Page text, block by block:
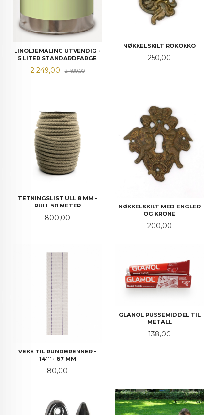
LINOLJEMALING UTVENDIG -
5 LITER STANDARDFARGE
Tilbud
2 249,00 2 499,00Rabatt
NØKKELSKILT ROKOKKO
Pris
250,00
TETNINGSLIST ULL 8 MM -
RULL 50 METER
Pris
800,00
NØKKELSKILT MED ENGLER
OG KRONE
Pris
200,00
VEKE TIL RUNDBRENNER -
14''' - 67 MM
Pris
80,00
GLANOL PUSSEMIDDEL TIL
METALL
Pris
138,00